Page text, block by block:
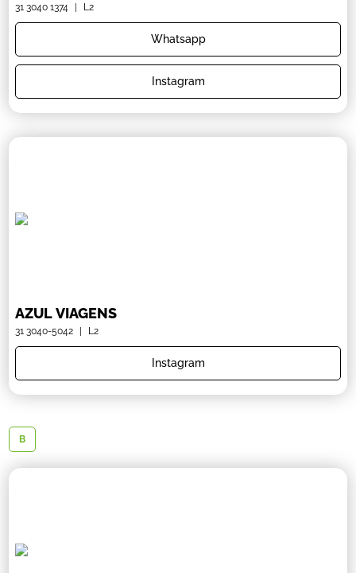
31 3040 1374 | L2
Whatsapp
Instagram
AZUL VIAGENS
31 3040-5042 | L2
Instagram
B